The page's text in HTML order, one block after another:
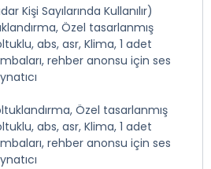
Kişi Sayılarında Kullanılır)
Özel tasarlanmış
abs, asr, Klima, 1 adet
rehber anonsu için ses
Özel tasarlanmış
abs, asr, Klima, 1 adet
rehber anonsu için ses